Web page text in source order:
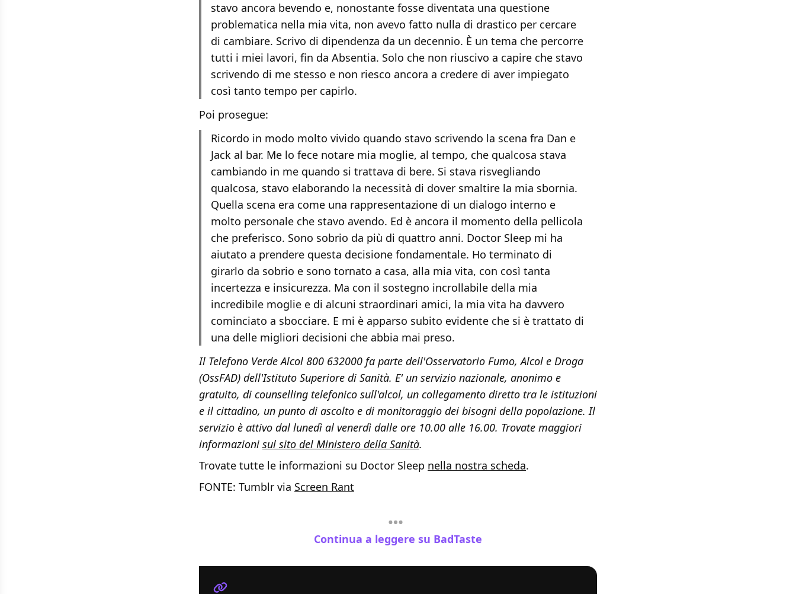
stavo ancora bevendo e, nonostante fosse diventata una questione
problematica nella mia vita, non avevo fatto nulla di drastico per cercare
di cambiare. Scrivo di dipendenza da un decennio. È un tema che percorre
tutti i miei lavori, fin da Absentia. Solo che non riuscivo a capire che stavo
scrivendo di me stesso e non riesco ancora a credere di aver impiegato
così tanto tempo per capirlo.
Poi prosegue:
Ricordo in modo molto vivido quando stavo scrivendo la scena fra Dan e
Jack al bar. Me lo fece notare mia moglie, al tempo, che qualcosa stava
cambiando in me quando si trattava di bere. Si stava risvegliando
qualcosa, stavo elaborando la necessità di dover smaltire la mia sbornia.
Quella scena era come una rappresentazione di un dialogo interno e
molto personale che stavo avendo. Ed è ancora il momento della pellicola
che preferisco. Sono sobrio da più di quattro anni. Doctor Sleep mi ha
aiutato a prendere questa decisione fondamentale. Ho terminato di
girarlo da sobrio e sono tornato a casa, alla mia vita, con così tanta
incertezza e insicurezza. Ma con il sostegno incrollabile della mia
incredibile moglie e di alcuni straordinari amici, la mia vita ha davvero
cominciato a sbocciare. E mi è apparso subito evidente che si è trattato di
una delle migliori decisioni che abbia mai preso.
Il Telefono Verde Alcol 800 632000 fa parte dell'Osservatorio Fumo, Alcol e Droga
(OssFAD) dell'Istituto Superiore di Sanità. E' un servizio nazionale, anonimo e
gratuito, di counselling telefonico sull'alcol, un collegamento diretto tra le istituzioni
e il cittadino, un punto di ascolto e di monitoraggio dei bisogni della popolazione. Il
servizio è attivo dal lunedì al venerdì dalle ore 10.00 alle 16.00. Trovate maggiori
informazioni sul sito del Ministero della Sanità.
Trovate tutte le informazioni su Doctor Sleep nella nostra scheda.
FONTE: Tumblr via Screen Rant
Continua a leggere su BadTaste